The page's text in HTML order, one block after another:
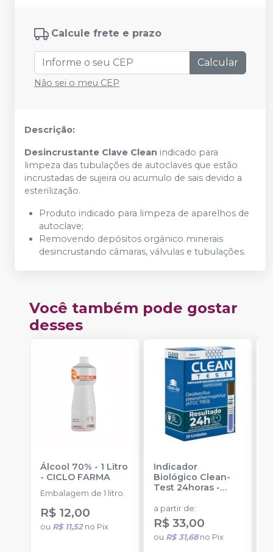
Calcule frete e prazo
Calcular
Não sei o meu CEP
Descrição:
Desincrustante Clave Clean indicado para
limpeza das tubulações de autoclaves que estão
incrustadas de sujeira ou acumulo de sais devido a
esterilização.
Produto indicado para limpeza de aparelhos de
autoclave;
Removendo depósitos orgânico minerais
desincrustando câmaras, válvulas e tubulações.
Você também pode gostar
desses
Álcool 70% - 1 Litro
- CICLO FARMA
Embalagem de 1 litro.
R$ 12,00
ou R$ 11,52no Pix
Indicador
Biológico Clean-
Test 24horas-
a partir de:
R$ 33,00
ou R$ 31,68no Pix